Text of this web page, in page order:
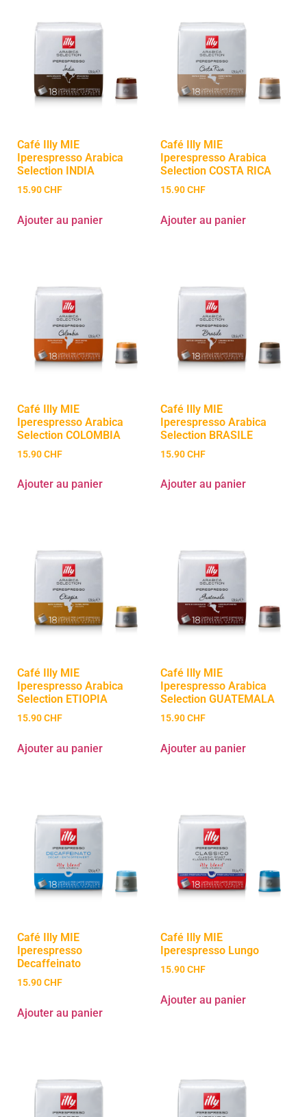
Café Illy MIE
Iperespresso Arabica
Selection INDIA
15.90CHF
Ajouter au panier
Café Illy MIE
Iperespresso Arabica
Selection COSTA RICA
15.90CHF
Ajouter au panier
Café Illy MIE
Iperespresso Arabica
Selection COLOMBIA
15.90CHF
Ajouter au panier
Café Illy MIE
Iperespresso Arabica
Selection BRASILE
15.90CHF
Ajouter au panier
Café Illy MIE
Iperespresso Arabica
Selection ETIOPIA
15.90CHF
Ajouter au panier
Café Illy MIE
Iperespresso Arabica
Selection GUATEMALA
15.90CHF
Ajouter au panier
Café Illy MIE
Iperespresso
Decaffeinato
15.90CHF
Ajouter au panier
Café Illy MIE
Iperespresso Lungo
15.90CHF
Ajouter au panier